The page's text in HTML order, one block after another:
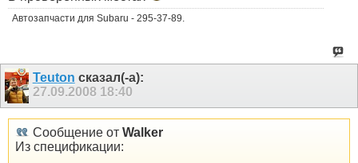
Автозапчасти для Subaru - 295-37-89.
Teuton сказал(-а):
27.09.2008 18:40
Сообщение от Walker
Из спецификации: